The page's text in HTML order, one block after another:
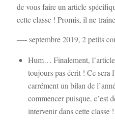
de vous faire un article
cette classe ! Promis, il ne
—- septembre 2019, 2 petits
Hum… Finalement,
toujours pas écrit ! Ce sera
carrément un bilan de
commencer puisque, c’est
intervenir dans cette classe !